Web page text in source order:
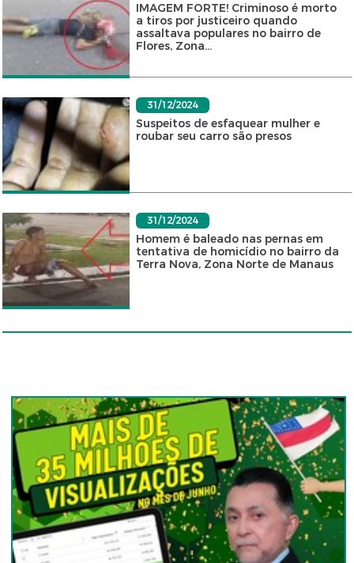
IMAGEM FORTE! Criminoso é morto
a tiros por justiceiro quando
assaltava populares no bairro de
Flores, Zona...
31/12/2024
Suspeitos de esfaquear mulher e
roubar seu carro são presos
31/12/2024
Homem é baleado nas pernas em
tentativa de homicídio no bairro da
Terra Nova, Zona Norte de Manaus